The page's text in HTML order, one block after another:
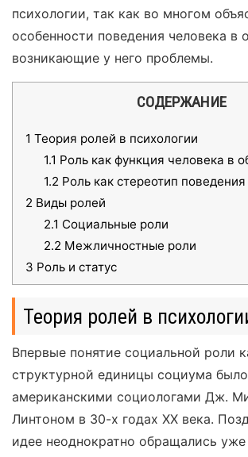
психологии, так как во многом
особенности поведения человека в
возникающие у него проблемы.
СОДЕРЖАНИЕ
1 Теория ролей в психологии
1.1 Роль как функция человека в
1.2 Роль как стереотип поведения
2 Виды ролей
2.1 Социальные роли
2.2 Межличностные роли
3 Роль и статус
Теория ролей в
Впервые понятие социальной роли
структурной единицы социума
американскими социологами Дж.
Линтоном в 30-х годах XX века.
идее неоднократно обращались уже